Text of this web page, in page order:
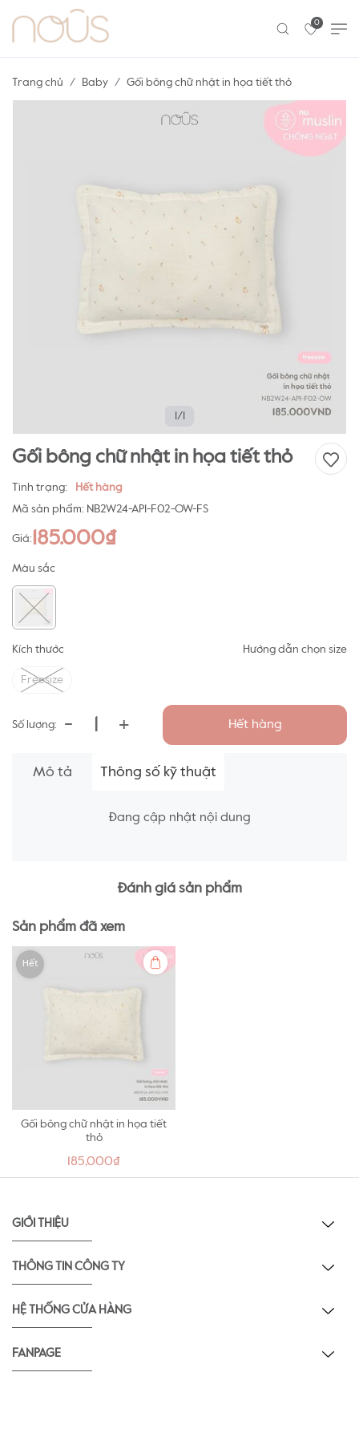
0
Trang chủ Baby Gối bông chữ nhật in họa tiết thỏ
1/1
Gối bông chữ nhật in họa tiết thỏ
Tình trạng:
Hết hàng
Mã sản phẩm: NB2W24-AP1-F02-OW-FS
Giá: 185.000₫
Màu sắc
Kích thước Hướng dẫn chọn size
Freesize
Số lượng: - + Hết hàng
Mô tả Thông số kỹ thuật
Đang cập nhật nội dung
Đánh giá sản phẩm
Sản phẩm đã xem
Hết
Gối bông chữ nhật in họa tiết
thỏ
185,000₫
GIỚI THIỆU
THÔNG TIN CÔNG TY
HỆ THỐNG CỬA HÀNG
FANPAGE